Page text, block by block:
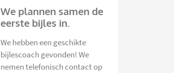
We plannen samen de
eerste bijles in.
We hebben een geschikte
bijlescoach gevonden! We
nemen telefonisch contact op